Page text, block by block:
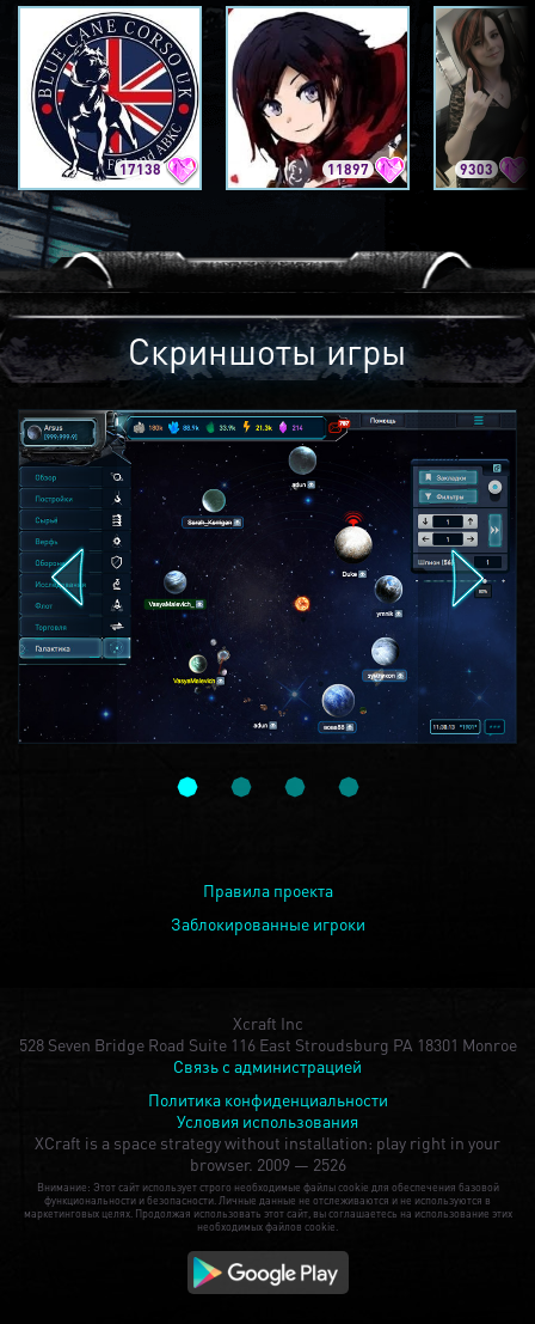
17138 11897 9303
Скриншоты игры
Правила проекта
Заблокированные игроки
Xcraft Inc
528 Seven Bridge Road Suite 116 East Stroudsburg PA 18301 Monroe
Связь с администрацией
Политика конфиденциальности
Условия использования
XCraft is a space strategy without installation: play right in your
browser. 2009 — 2526
Внимание: Этот сайт использует строго необходимые файлы cookie для обеспечения базовой
функциональности и безопасности. Личные данные не отслеживаются и не используются в
маркетинговых целях. Продолжая использовать этот сайт, вы соглашаетесь на использование этих
необходимых файлов cookie.